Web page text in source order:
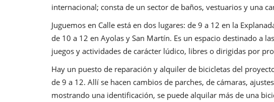
internacional; consta de un sector de baños, vestuarios y una
Juguemos en Calle está en dos lugares: de 9 a 12 en la
de 10 a 12 en Ayolas y San Martín. Es un espacio destinado a
juegos y actividades de carácter lúdico, libres o dirigidas por
Hay un puesto de reparación y alquiler de bicicletas del
de 9 a 12. Allí se hacen cambios de parches, de cámaras,
mostrando una identificación, se puede alquilar más de una